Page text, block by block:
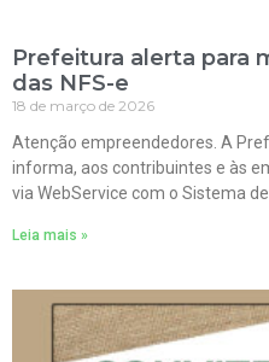
Prefeitura alerta para
das NFS-e
18 de março de 2026
Atenção empreendedores. A
informa, aos contribuintes e às
via WebService com o Sistema
Leia mais »